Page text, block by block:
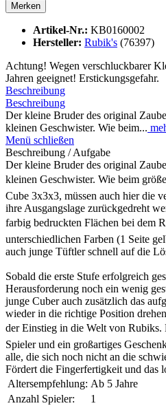
Merken
Artikel-Nr.: KB0160002
Hersteller: Rubik's (76397)
Achtung! Wegen verschluckbarer
Jahren geeignet! Erstickungsgefahr.
Beschreibung
Beschreibung
Der kleine Bruder des original
kleinen Geschwister. Wie beim...
Menü schließen
Beschreibung / Aufgabe
Der kleine Bruder des original
kleinen Geschwister. Wie beim
Cube 3x3x3, müssen auch hier die
ihre Ausgangslage zurückgedreht
farbig bedruckten Flächen bei dem
unterschiedlichen Farben (1 Seite
auch junge Tüftler schnell auf die
Sobald die erste Stufe erfolgreich
Herausforderung noch ein wenig
junge Cuber auch zusätzlich das
wieder in die richtige Position
der Einstieg in die Welt von
Spieler und ein großartiges
alle, die sich noch nicht an die
Fördert die Fingerfertigkeit und das
Altersempfehlung: Ab 5 Jahre
Anzahl Spieler:
1